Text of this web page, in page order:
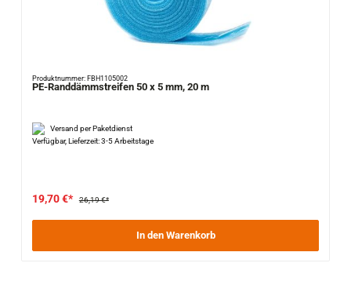
Produktnummer: FBH1105002
PE-Randdämmstreifen 50 x 5 mm, 20 m
Versand per Paketdienst
Verfügbar, Lieferzeit: 3-5 Arbeitstage
19,70 €* 26,19 €*
In den Warenkorb